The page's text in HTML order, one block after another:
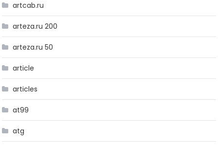
artcab.ru
arteza.ru 200
arteza.ru 50
article
articles
at99
atg